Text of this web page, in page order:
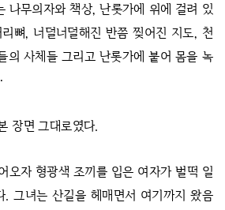
나무의자와 책상, 난롯가에 위에 걸려 있
뼈, 너덜너덜해진 반쯤 찢어진 지도, 천
의 사체들 그리고 난롯가에 붙어 몸을 녹
장면 그대로였다.
오자 형광색 조끼를 입은 여자가 벌떡 일
. 그녀는 산길을 헤매면서 여기까지 왔음